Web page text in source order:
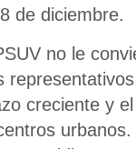
de diciembre.
no le
creciente y